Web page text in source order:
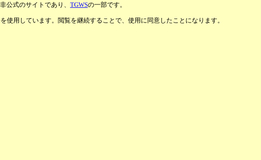
公式のサイトであり、 TGWSの一部です。
使用しています。閲覧を継続することで、使用に同意したことになります。